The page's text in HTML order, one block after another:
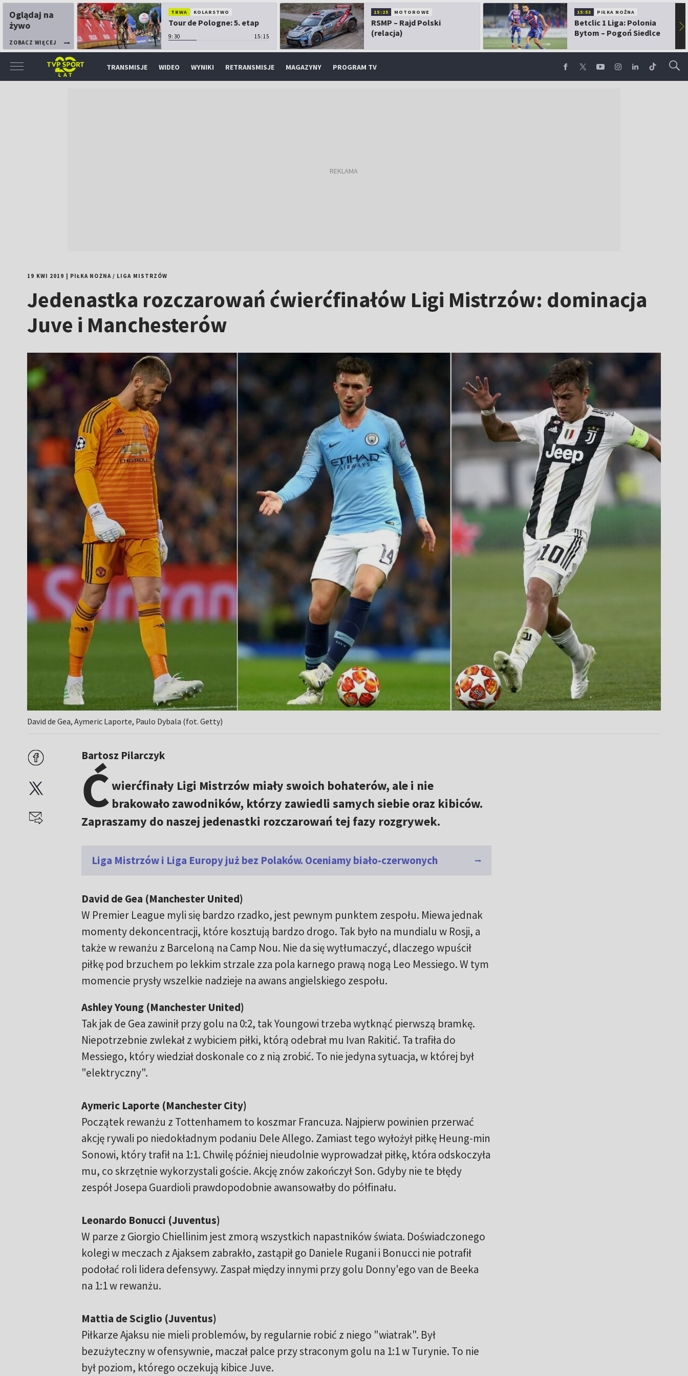
Oglądaj na
żywo
ZOBACZ WIĘCEJ
TRWA KOLARSTWO
Tour de Pologne: 5. etap
9:30 15:15
15:25 MOTOROWE
RSMP – Rajd Polski
(relacja)
15:53 PIŁKA NOŻNA
Betclic 1 Liga: Polonia
Bytom – Pogoń Siedlce
▶
TRANSMISJE WIDEO WYNIKI RETRANSMISJE MAGAZYNY PROGRAM TV
19 KWI 2019 PIŁKA NOŻNA/ LIGA MISTRZÓW
Jedenastka rozczarowań ćwierćfinałów Ligi Mistrzów: dominacja
Juve i Manchesterów
David de Gea, Aymeric Laporte, Paulo Dybala (fot. Getty)
Bartosz Pilarczyk
Ćwierćfinały Ligi Mistrzów miały swoich bohaterów, ale i nie
brakowało zawodników, którzy zawiedli samych siebie oraz kibiców.
Zapraszamy do naszej jedenastki rozczarowań tej fazy rozgrywek.
Liga Mistrzów i Liga Europy już bez Polaków. Oceniamy biało-czerwonych
David de Gea (Manchester United)
W Premier League myli się bardzo rzadko, jest pewnym punktem zespołu. Miewa jednak
momenty dekoncentracji, które kosztują bardzo drogo. Tak było na mundialu w Rosji, a
także w rewanżu z Barceloną na Camp Nou. Nie da się wytłumaczyć, dlaczego wpuścił
piłkę pod brzuchem po lekkim strzale zza pola karnego prawą nogą Leo Messiego. W tym
momencie prysły wszelkie nadzieje na awans angielskiego zespołu.
Ashley Young (Manchester United)
Tak jak de Gea zawinił przy golu na 0:2, tak Youngowi trzeba wytknąć pierwszą bramkę.
Niepotrzebnie zwlekał z wybiciem piłki, którą odebrał mu Ivan Rakitić. Ta trafiła do
Messiego, który wiedział doskonale co z nią zrobić. To nie jedyna sytuacja, w której był
"elektryczny".
Aymeric Laporte (Manchester City)
Początek rewanżu z Tottenhamem to koszmar Francuza. Najpierw powinien przerwać
akcję rywali po niedokładnym podaniu Dele Allego. Zamiast tego wyłożył piłkę Heung-min
Sonowi, który trafił na 1:1. Chwilę później nieudolnie wyprowadzał piłkę, która odskoczyła
mu, co skrzętnie wykorzystali goście. Akcję znów zakończył Son. Gdyby nie te błędy
zespół Josepa Guardioli prawdopodobnie awansowałby do półfinału.
Leonardo Bonucci (Juventus)
W parze z Giorgio Chiellinim jest zmorą wszystkich napastników świata. Doświadczonego
kolegi w meczach z Ajaksem zabrakło, zastąpił go Daniele Rugani i Bonucci nie potrafił
podołać roli lidera defensywy. Zaspał między innymi przy golu Donny'ego van de Beeka
na 1:1 w rewanżu.
Mattia de Sciglio (Juventus)
Piłkarze Ajaksu nie mieli problemów, by regularnie robić z niego "wiatrak". Był
bezużyteczny w ofensywnie, maczał palce przy straconym golu na 1:1 w Turynie. To nie
był poziom, którego oczekują kibice Juve.